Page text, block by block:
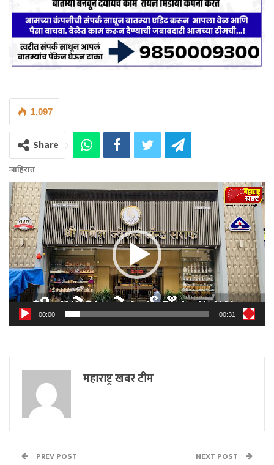
1,097
Share
जाहिरात
Video
Player
00:00 00:31
महाराष्ट्र खबर टीम
PREV POST NEXT POST